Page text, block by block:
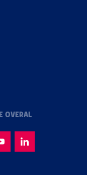
OVERAL